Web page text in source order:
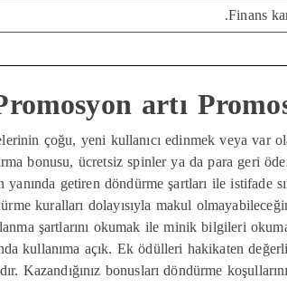
Finans
artı
çoğu, yeni kullanıcı edinmek veya var
bonusu, ücretsiz spinler ya da para geri
yanında getiren döndürme şartları ile istifade
kuralları dolayısıyla makul
şartlarını okumak ile minik bilgileri
kullanıma açık. Ek ödülleri hakikaten
Kazandığınız bonusları döndürme